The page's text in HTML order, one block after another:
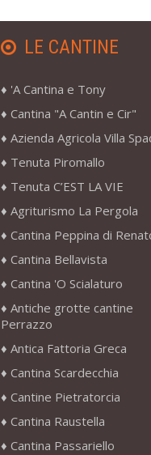
LE CANTINE
'A Cantina e Tony
Cantina "A Cantin e Cir"
Azienda Agricola Villa
Tenuta Piromallo
Tenuta C’EST LA VIE
Agriturismo La Pergola
Cantina Peppina di
Cantina Bellavista
Cantina 'O Scialaturo
Antiche grotte cantine
Perrazzo
Antica Fattoria Greca
Cantina Scardecchia
Cantine Pietratorcia
Cantina Raustella
Cantina Passariello